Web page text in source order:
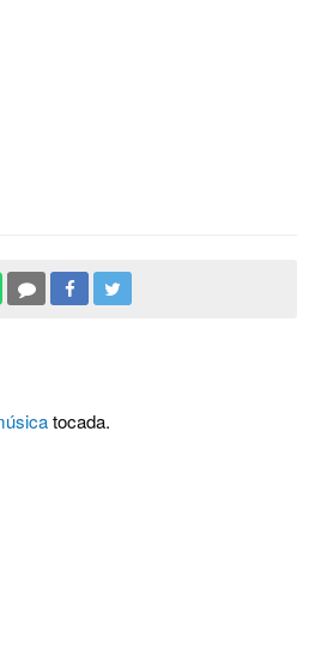
tocada.